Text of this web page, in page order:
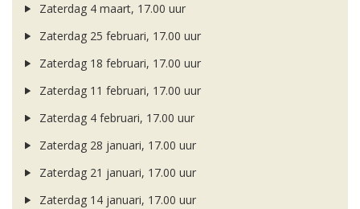
Zaterdag 4 maart, 17.00 uur
Zaterdag 25 februari, 17.00 uur
Zaterdag 18 februari, 17.00 uur
Zaterdag 11 februari, 17.00 uur
Zaterdag 4 februari, 17.00 uur
Zaterdag 28 januari, 17.00 uur
Zaterdag 21 januari, 17.00 uur
Zaterdag 14 januari, 17.00 uur